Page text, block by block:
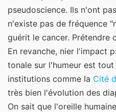
pseudoscience. Ils n'ont
n'existe pas de fréquence
guérit le cancer. Prétendre
En revanche, nier l'impact
tonale sur l'humeur est tout
institutions comme la Cité
très bien l'évolution des
On sait que l'oreille